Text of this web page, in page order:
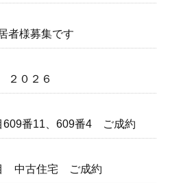
様募集です
２０２６
609番11、609番4 ご成約
中古住宅 ご成約